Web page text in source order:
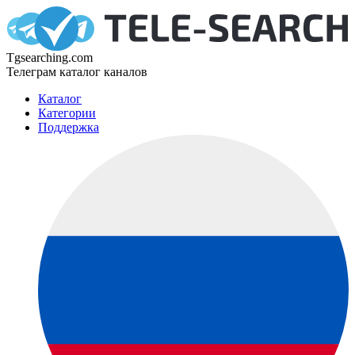
Tgsearching.com
Телеграм каталог каналов
Каталог
Категории
Поддержка